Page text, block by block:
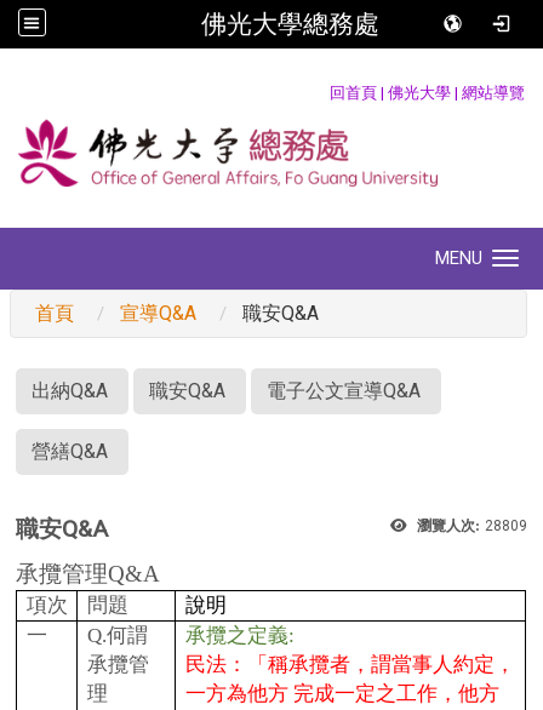
佛光大學總務處
回首頁 | 佛光大學 | 網站導覽
MENU
首頁 宣導Q&A 職安Q&A
出納Q&A 職安Q&A 電子公文宣導Q&A
營繕Q&A
瀏覽人次: 28809
職安Q&A
承攬管理Q&A
項次 問題
說明
一
Q.何謂
承攬管
理
承攬之定義:
民法：「稱承攬者，謂當事人約定，
一方為他方 完成一定之工作，他方